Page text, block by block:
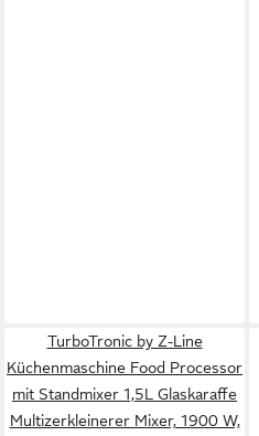
TurboTronic by Z-Line
Küchenmaschine Food Processor
mit Standmixer 1,5L Glaskaraffe
Multizerkleinerer Mixer, 1900 W,